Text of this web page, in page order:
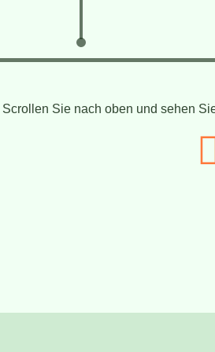
Scrollen Sie nach oben und sehen